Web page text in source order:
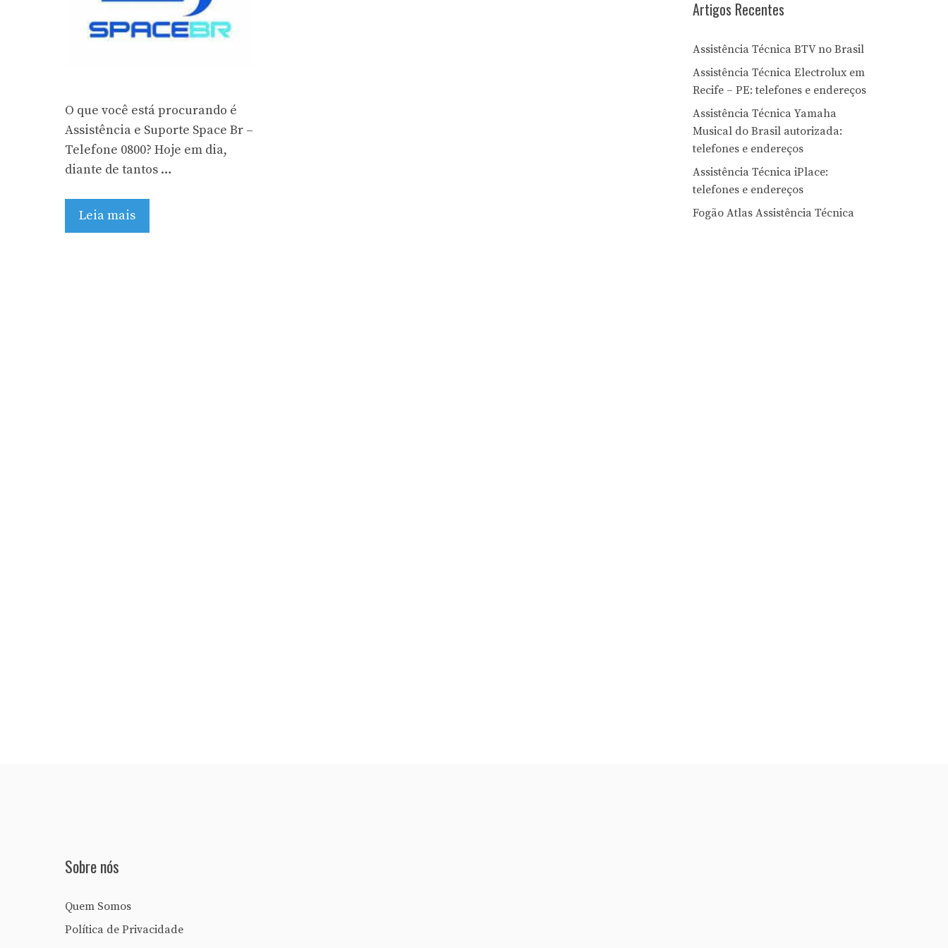
O que você está procurando é
Assistência e Suporte Space Br –
Telefone 0800? Hoje em dia,
diante de tantos …
Leia mais
Artigos Recentes
Assistência Técnica BTV no Brasil
Assistência Técnica Electrolux em
Recife – PE: telefones e endereços
Assistência Técnica Yamaha
Musical do Brasil autorizada:
telefones e endereços
Assistência Técnica iPlace:
telefones e endereços
Fogão Atlas Assistência Técnica
Sobre nós
Quem Somos
Política de Privacidade